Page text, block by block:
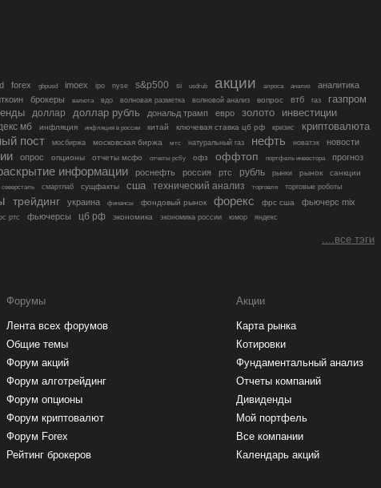
forex gbpusd imoex ipo nyse s&p500 si usdrub акции алроса анализ аналитика
брокеры валюта вдо волновая разметка волновой анализ вопрос втб газ газпром
доллар доллар рубль дональд трамп евро золото инвестиции
мб инфляция инфляция в россии китай ключевая ставка цб рф кризис криптовалюта
пост мосбиржа московская биржа мтс натуральный газ нефть новатэк новости
опрос опционы отчеты мсфо отчеты рсбу офз оффтоп портфель инвестора
прогноз
информации роснефть россия ртс рубль рынки рынок санкции
северсталь смартлаб сущфакты сша технический анализ торговля торговые роботы
трейдинг украина финансы фондовый рынок форекс фрс сша фьючерс mix
ртс фьючерсы цб рф экономика экономика россии юмор яндекс
....все тэги
Форумы
Лента всех форумов
Общие темы
Форум акций
Форум алготрейдинг
Форум опционы
Форум криптовалют
Форум Forex
Рейтинг брокеров
Акции
Карта рынка
Котировки
Фундаментальный анализ
Отчеты компаний
Дивиденды
Мой портфель
Все компании
Календарь акций